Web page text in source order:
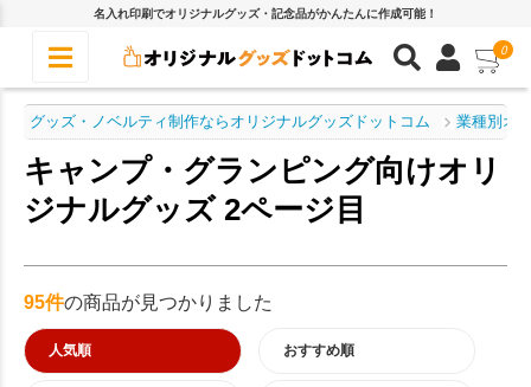
名入れ印刷でオリジナルグッズ・記念品がかんたんに作成可能！
0
グッズ・ノベルティ制作ならオリジナルグッズドットコム 業種別オ
キャンプ・グランピング向けオリ
ジナルグッズ 2ページ目
95件の商品が見つかりました
人気順 おすすめ順